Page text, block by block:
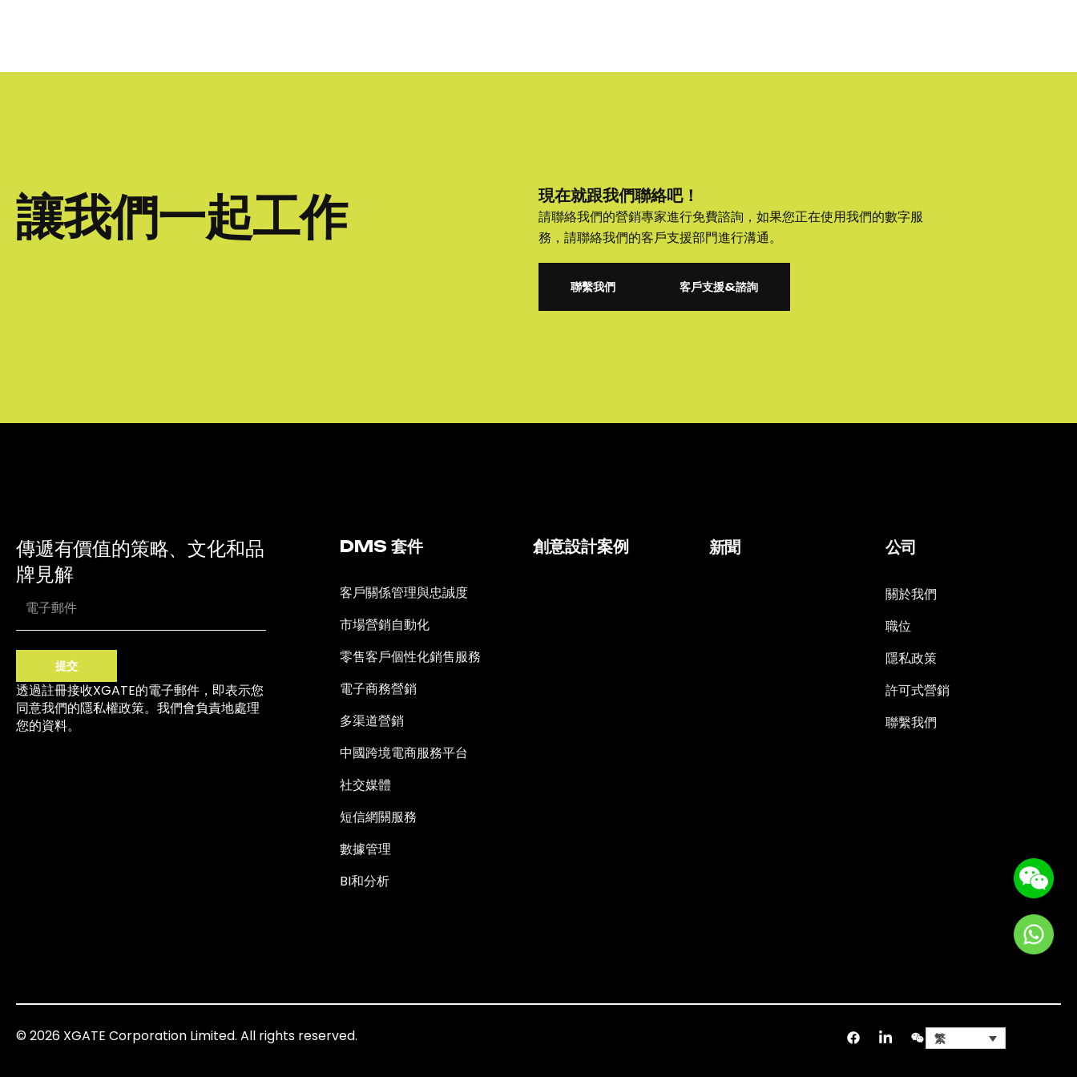
讓我們一起工作 現在就跟我們聯絡吧！
請聯絡我們的營銷專家進行免費諮詢，如果您正在使用我們的數字服
務，請聯絡我們的客戶支援部門進行溝通。
聯繫我們
客戶支援&諮詢
傳遞有價值的策略、文化和品
牌見解
提交
透過註冊接收XGATE的電子郵件，即表示您
同意我們的隱私權政策。我們會負責地處理
您的資料。
DMS 套件
客戶關係管理與忠誠度
市場營銷自動化
零售客戶個性化銷售服務
電子商務營銷
多渠道營銷
中國跨境電商服務平台
社交媒體
短信網關服務
數據管理
BI和分析
創意設計案例 新聞 公司
關於我們
職位
隱私政策
許可式營銷
聯繫我們
© 2026 XGATE Corporation Limited. All rights reserved. 繁